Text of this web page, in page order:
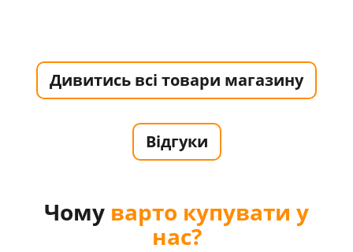
Дивитись всі товари магазину
Відгуки
Чому варто купувати у
нас?